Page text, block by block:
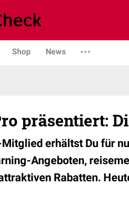
Shop News
präsentiert:
erhältst Du für
Angeboten,
Rabatten.